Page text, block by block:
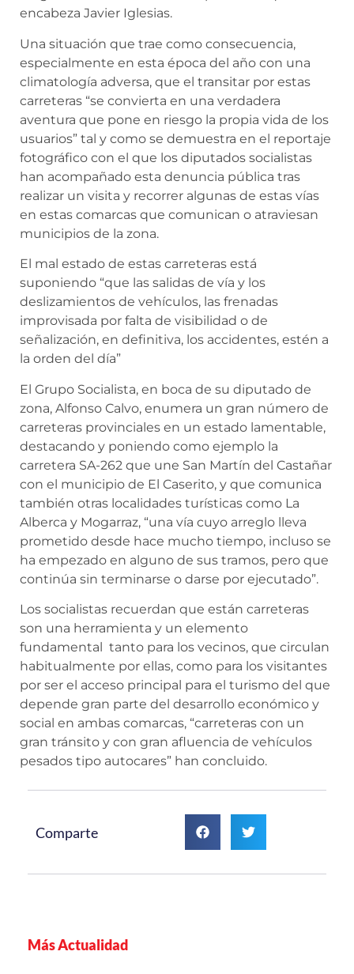
encabeza Javier Iglesias.
Una situación que trae como consecuencia,
especialmente en esta época del año con una
climatología adversa, que el transitar por estas
carreteras “se convierta en una verdadera
aventura que pone en riesgo la propia vida de los
usuarios” tal y como se demuestra en el reportaje
fotográfico con el que los diputados socialistas
han acompañado esta denuncia pública tras
realizar un visita y recorrer algunas de estas vías
en estas comarcas que comunican o atraviesan
municipios de la zona.
El mal estado de estas carreteras está
suponiendo “que las salidas de vía y los
deslizamientos de vehículos, las frenadas
improvisada por falta de visibilidad o de
señalización, en definitiva, los accidentes, estén a
la orden del día”
El Grupo Socialista, en boca de su diputado de
zona, Alfonso Calvo, enumera un gran número de
carreteras provinciales en un estado lamentable,
destacando y poniendo como ejemplo la
carretera SA-262 que une San Martín del Castañar
con el municipio de El Caserito, y que comunica
también otras localidades turísticas como La
Alberca y Mogarraz, “una vía cuyo arreglo lleva
prometido desde hace mucho tiempo, incluso se
ha empezado en alguno de sus tramos, pero que
continúa sin terminarse o darse por ejecutado”.
Los socialistas recuerdan que están carreteras
son una herramienta y un elemento
fundamental tanto para los vecinos, que circulan
habitualmente por ellas, como para los visitantes
por ser el acceso principal para el turismo del que
depende gran parte del desarrollo económico y
social en ambas comarcas, “carreteras con un
gran tránsito y con gran afluencia de vehículos
pesados tipo autocares” han concluido.
Comparte
Más Actualidad